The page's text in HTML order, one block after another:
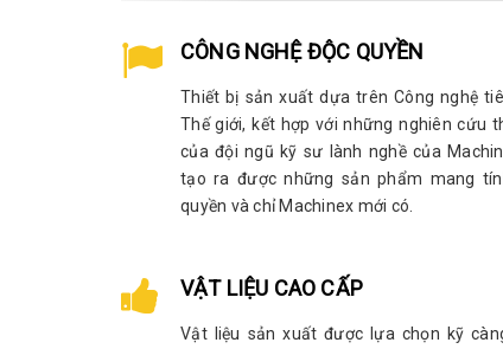
CÔNG NGHỆ ĐỘC QUYỀN
Thiết bị sản xuất dựa trên Công nghệ
Thế giới, kết hợp với những nghiên cứu
của đội ngũ kỹ sư lành nghề của
tạo ra được những sản phẩm mang
quyền và chỉ Machinex mới có.
VẬT LIỆU CAO CẤP
Vật liệu sản xuất được lựa chọn kỹ